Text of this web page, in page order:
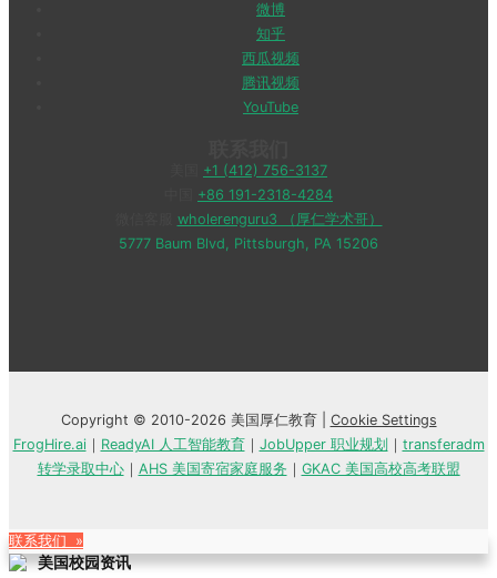
微博
知乎
西瓜视频
腾讯视频
YouTube
+1 (412) 756-3137
+86 191-2318-4284
wholerenguru3 （厚仁学术哥）
5777 Baum Blvd, Pittsburgh, PA 15206
Copyright © 2010-2026 美国厚仁教育 | Cookie Settings
FrogHire.ai｜ ReadyAI 人工智能教育｜ JobUpper 职业规划 ｜ transferadm
转学录取中心｜ AHS 美国寄宿家庭服务 ｜ GKAC 美国高校高考联盟
联系我们 »
美国校园资讯